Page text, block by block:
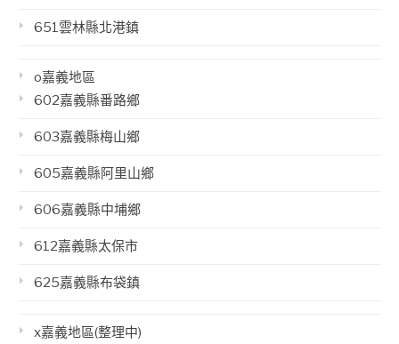
651雲林縣北港鎮
o嘉義地區
602嘉義縣番路鄉
603嘉義縣梅山鄉
605嘉義縣阿里山鄉
606嘉義縣中埔鄉
612嘉義縣太保市
625嘉義縣布袋鎮
x嘉義地區(整理中)